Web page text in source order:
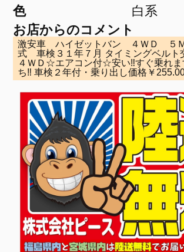
色
白系
お店からのコメント
激安車 ハイゼットバン ４ＷＤ ５
式 車検３１年７月 タイミングベル
４ＷＤ☆エアコン付☆安い‼すぐ乗れま
ち‼ 車検２年付・乗り出し価格￥